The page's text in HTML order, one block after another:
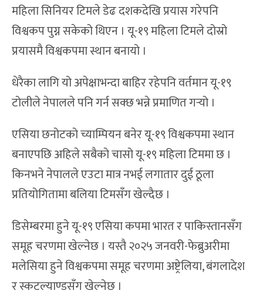
महिला सिनियर टिमले डेढ दशकदेखि प्रयास गरेपनि
विश्वकप पुग्न सकेको थिएन । यू-१९ महिला टिमले दोस्रो
प्रयासमै विश्वकपमा स्थान बनायो ।
धेरैका लागि यो अपेक्षाभन्दा बाहिर रहेपनि वर्तमान यू-१९
टोलीले नेपालले पनि गर्न सक्छ भन्ने प्रमाणित गर्‍यो ।
एसिया छनोटको च्याम्पियन बनेर यू-१९ विश्वकपमा स्थान
बनाएपछि अहिले सबैको चासो यू-१९ महिला टिममा छ ।
किनभने नेपालले एउटा मात्र नभई लगातार दुई ठूला
प्रतियोगितामा बलिया टिमसँग खेल्दैछ ।
डिसेम्बरमा हुने यू-१९ एसिया कपमा भारत र पाकिस्तानसँग
समूह चरणमा खेल्नेछ । यस्तै २०२५ जनवरी-फेब्रुअरीमा
मलेसिया हुने विश्वकपमा समूह चरणमा अष्ट्रेलिया, बंगलादेश
र स्कटल्याण्डसँग खेल्नेछ ।